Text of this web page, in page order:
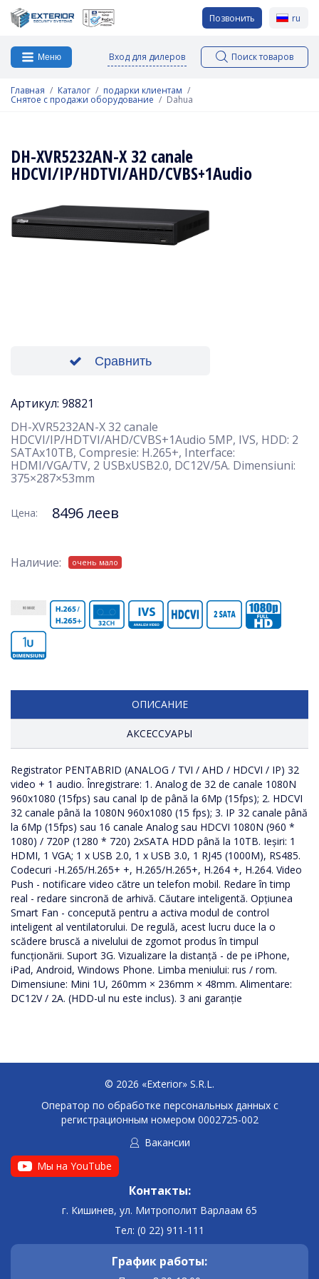
Позвонить ru
Меню Вход для дилеров Поиск товаров
Главная Каталог подарки клиентам
Снятое с продажи оборудование Dahua
DH-XVR5232AN-X 32 canale
HDCVI/IP/HDTVI/AHD/CVBS+1Audio
Сравнить
Артикул: 98821
DH-XVR5232AN-X 32 canale
HDCVI/IP/HDTVI/AHD/CVBS+1Audio 5MP, IVS, HDD: 2
SATAx10TB, Compresie: H.265+, Interface:
HDMI/VGA/TV, 2 USBxUSB2.0, DC12V/5A. Dimensiuni:
375×287×53mm
Цена: 8496 леев
Наличие: очень мало
ОПИСАНИЕ
АКСЕССУАРЫ
Registrator PENTABRID (ANALOG / TVI / AHD / HDCVI / IP) 32
video + 1 audio. Înregistrare: 1. Analog de 32 de canale 1080N
960x1080 (15fps) sau canal Ip de până la 6Mp (15fps); 2. HDCVI
32 canale până la 1080N 960x1080 (15 fps); 3. IP 32 canale până
la 6Mp (15fps) sau 16 canale Analog sau HDCVI 1080N (960 *
1080) / 720P (1280 * 720) 2xSATA HDD până la 10TB. Ieșiri: 1
HDMI, 1 VGA; 1 x USB 2.0, 1 x USB 3.0, 1 RJ45 (1000M), RS485.
Codecuri -H.265/H.265+ +, H.265/H.265+, H.264 +, H.264. Video
Push - notificare video către un telefon mobil. Redare în timp
real - redare sincronă de arhivă. Căutare inteligentă. Opțiunea
Smart Fan - concepută pentru a activa modul de control
inteligent al ventilatorului. De regulă, acest lucru duce la o
scădere bruscă a nivelului de zgomot produs în timpul
funcționării. Suport 3G. Vizualizare la distanță - de pe iPhone,
iPad, Android, Windows Phone. Limba meniului: rus / rom.
Dimensiune: Mini 1U, 260mm × 236mm × 48mm. Alimentare:
DC12V / 2A. (HDD-ul nu este inclus). 3 ani garanție
© 2026 «Exterior» S.R.L.
Оператор по обработке персональных данных c
регистрационным номером 0002725-002
Вакансии
Мы на YouTube
Контакты:
г. Кишинев, ул. Митрополит Варлаам 65
Тел: (0 22) 911-111
График работы: